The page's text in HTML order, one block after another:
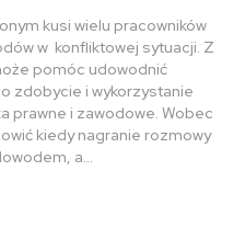
kusi wielu pracowników
w konfliktowej sytuacji. Z
pomóc udowodnić
zdobycie i wykorzystanie
prawne i zawodowe. Wobec
kiedy nagranie rozmowy
a…